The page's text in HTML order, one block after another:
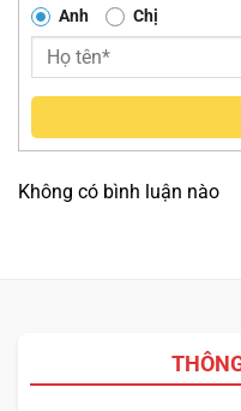
kết nối không dây tiên
Công nghệ này giúp
rối rắm và tăng tính
không dây tiên tiến còn
chóng, không gián
DỤNG PHÙ HỢP
Anh Chị
Không có bình luận nào